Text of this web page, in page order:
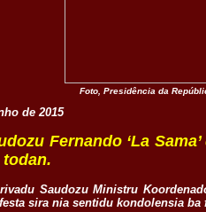
Foto, Presidência da
de 2015
Fernando ‘La
Saudozu Ministru
sira nia sentidu kondolensia ba